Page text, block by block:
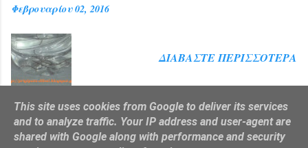
Φεβρουαρίου 02, 2016
ΔΙΑΒΆΣΤΕ ΠΕΡΙΣΣΌΤΕΡΑ
This site uses cookies from Google to deliver its services
and to analyze traffic. Your IP address and user-agent are
shared with Google along with performance and security